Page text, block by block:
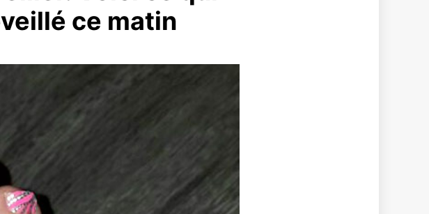
ce matin